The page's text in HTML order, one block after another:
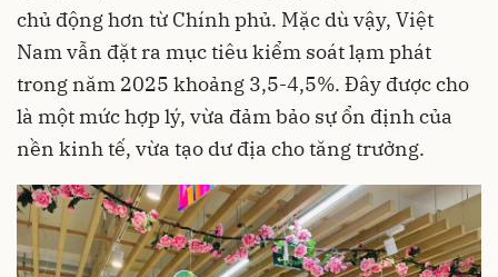
chủ động hơn từ Chính phủ. Mặc dù vậy, Việt
Nam vẫn đặt ra mục tiêu kiểm soát lạm phát
trong năm 2025 khoảng 3,5-4,5%. Đây được cho
là một mức hợp lý, vừa đảm bảo sự ổn định của
nền kinh tế, vừa tạo dư địa cho tăng trưởng.